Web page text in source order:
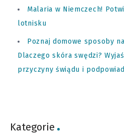
Malaria w Niemczech!
lotnisku
Poznaj domowe sposoby
Dlaczego skóra swędzi?
przyczyny świądu i
Kategorie